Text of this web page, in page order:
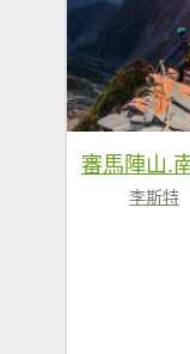
李斯特